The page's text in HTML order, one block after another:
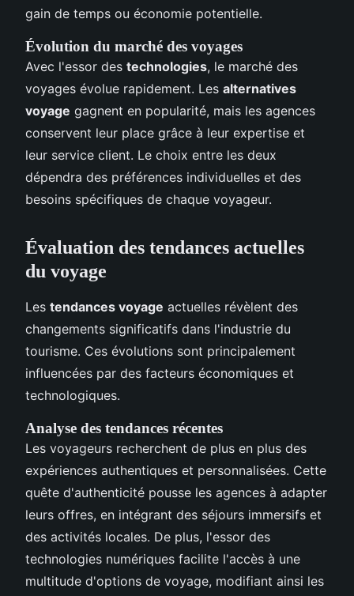
gain de temps ou économie potentielle.
Évolution du marché des voyages
Avec l'essor des technologies, le marché des
voyages évolue rapidement. Les alternatives
voyage gagnent en popularité, mais les agences
conservent leur place grâce à leur expertise et
leur service client. Le choix entre les deux
dépendra des préférences individuelles et des
besoins spécifiques de chaque voyageur.
Évaluation des tendances actuelles
du voyage
Les tendances voyage actuelles révèlent des
changements significatifs dans l'industrie du
tourisme. Ces évolutions sont principalement
influencées par des facteurs économiques et
technologiques.
Analyse des tendances récentes
Les voyageurs recherchent de plus en plus des
expériences authentiques et personnalisées. Cette
quête d'authenticité pousse les agences à adapter
leurs offres, en intégrant des séjours immersifs et
des activités locales. De plus, l'essor des
technologies numériques facilite l'accès à une
multitude d'options de voyage, modifiant ainsi les